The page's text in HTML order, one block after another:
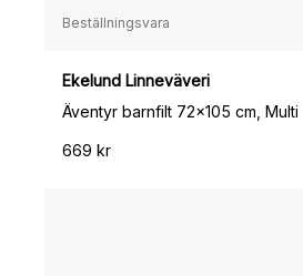
Beställningsvara
Ekelund Linneväveri
Äventyr barnfilt 72x105 cm, Multi
669 kr